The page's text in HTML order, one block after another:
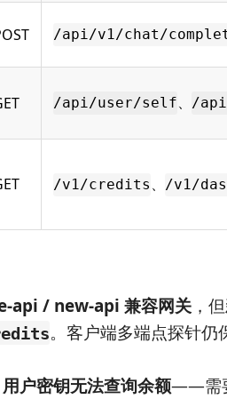
/api/v1/chat/
/api/user/self、 /
/v1/credits 、 /v1/
api / new-api 兼容网关 ，但
。客户端多端点探针仍
用户密钥无法查询余额——需